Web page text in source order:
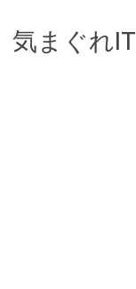
気まぐれ